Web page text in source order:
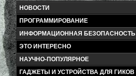
НОВОСТИ
ПРОГРАММИРОВАНИЕ
ИНФОРМАЦИОННАЯ БЕЗОПАСНОСТЬ
ЭТО ИНТЕРЕСНО
НАУЧНО-ПОПУЛЯРНОЕ
ГАДЖЕТЫ И УСТРОЙСТВА ДЛЯ ГИКОВ